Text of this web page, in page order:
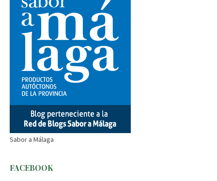
Sabor a Málaga
FACEBOOK